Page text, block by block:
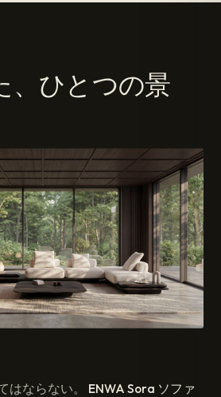
、ひとつの景
はならない。 ENWA Sora ソファ